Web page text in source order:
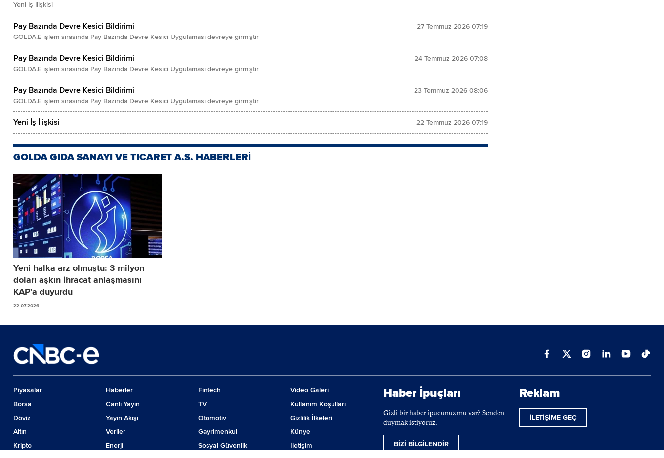
Yeni İş İlişkisi
Pay Bazında Devre Kesici Bildirimi
GOLDA.E işlem sırasında Pay Bazında Devre Kesici Uygulaması devreye girmiştir
27 Temmuz 2026 07:19
Pay Bazında Devre Kesici Bildirimi
GOLDA.E işlem sırasında Pay Bazında Devre Kesici Uygulaması devreye girmiştir
24 Temmuz 2026 07:08
Pay Bazında Devre Kesici Bildirimi
GOLDA.E işlem sırasında Pay Bazında Devre Kesici Uygulaması devreye girmiştir
23 Temmuz 2026 08:06
Yeni İş İlişkisi 22 Temmuz 2026 07:19
GOLDA GIDA SANAYI VE TICARET A.S. HABERLERİ
Yeni halka arz olmuştu: 3 milyon
doları aşkın ihracat anlaşmasını
KAP'a duyurdu
22.07.2026
Piyasalar
Borsa
Döviz
Altın
Kripto
Haberler
Canlı Yayın
Yayın Akışı
Veriler
Enerji
Fintech
TV
Otomotiv
Gayrimenkul
Sosyal Güvenlik
Video Galeri
Kullanım Koşulları
Gizlilik İlkeleri
Künye
İletişim
Haber İpuçları
Gizli bir haber ipucunuz mu var? Senden
duymak istiyoruz.
BİZİ BİLGİLENDİR
Reklam
İLETİŞİME GEÇ